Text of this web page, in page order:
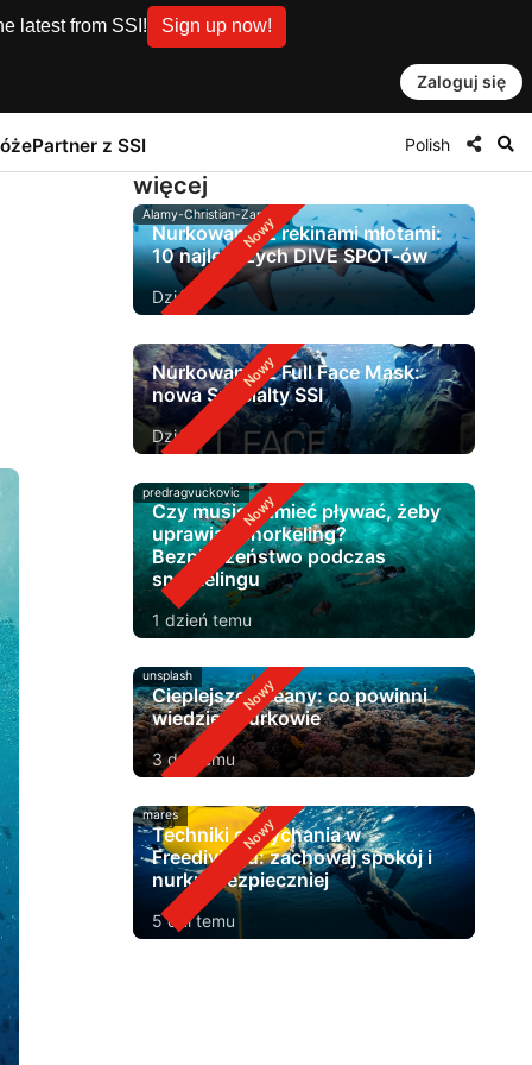
latest from SSI! Sign up now!
Zaloguj się
Partner z SSI Polish
więcej
Alamy-Christian-Zappel
Nurkowanie z rekinami młotami:
10 najlepszych DIVE SPOT-ów
Dziś
Nurkowanie z Full Face Mask:
nowa Specialty SSI
Dziś
predragvuckovic
Czy musisz umieć pływać, żeby
uprawiać snorkeling?
Bezpieczeństwo podczas
snorkelingu
1 dzień temu
unsplash
Cieplejsze oceany: co powinni
wiedzieć nurkowie
3 dni temu
mares
Techniki oddychania w
Freedivingu: zachowaj spokój i
nurkuj bezpieczniej
5 dni temu